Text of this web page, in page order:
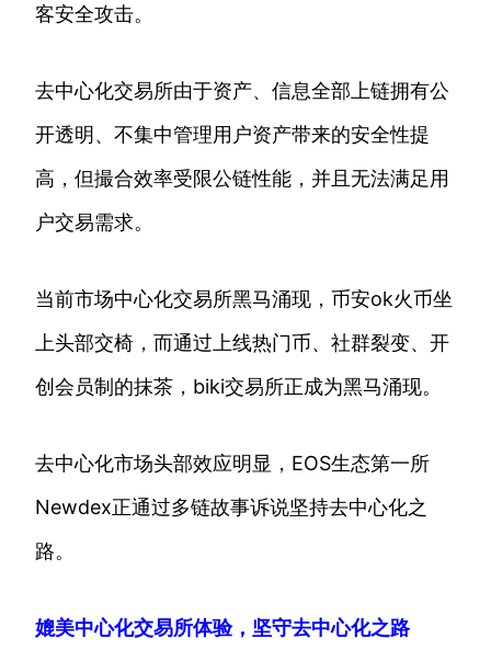
客安全攻击。
去中心化交易所由于资产、信息全部上链拥有公
开透明、不集中管理用户资产带来的安全性提
高，但撮合效率受限公链性能，并且无法满足用
户交易需求。
当前市场中心化交易所黑马涌现，币安ok火币坐
上头部交椅，而通过上线热门币、社群裂变、开
创会员制的抹茶，biki交易所正成为黑马涌现。
去中心化市场头部效应明显，EOS生态第一所
Newdex正通过多链故事诉说坚持去中心化之
路。
媲美中心化交易所体验，坚守去中心化之路